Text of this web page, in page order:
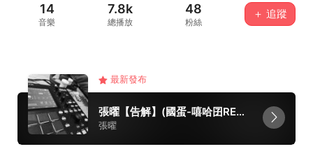
14
音樂
7.8k
總播放
48
粉絲
＋ 追蹤
最新發布
張曜【告解】(國蛋-嘻哈囝REMIX)
張曜